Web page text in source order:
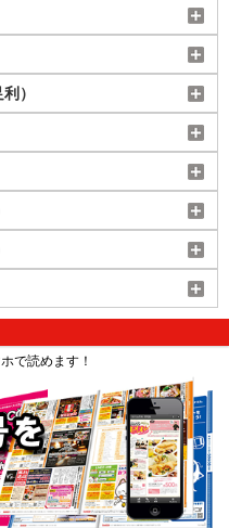
）
で読めます！